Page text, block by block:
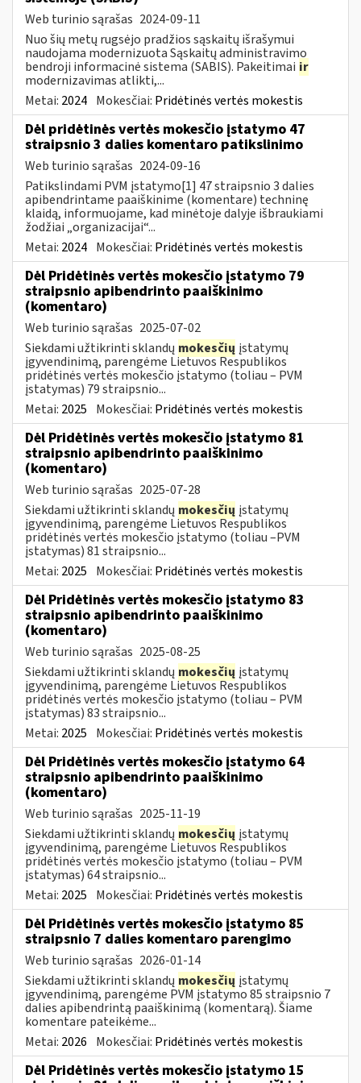
Web turinio sąrašas 2024-09-11
Nuo šių metų rugsėjo pradžios sąskaitų išrašymui
naudojama modernizuota Sąskaitų administravimo
bendroji informacinė sistema (SABIS). Pakeitimai ir
modernizavimas atlikti,...
Metai: 2024 Mokesčiai: Pridėtinės vertės mokestis
Dėl pridėtinės vertės mokesčio įstatymo 47
straipsnio 3 dalies komentaro patikslinimo
Web turinio sąrašas 2024-09-16
Patikslindami PVM įstatymo[1] 47 straipsnio 3 dalies
apibendrintame paaiškinime (komentare) techninę
klaidą, informuojame, kad minėtoje dalyje išbraukiami
žodžiai „organizacijai“...
Metai: 2024 Mokesčiai: Pridėtinės vertės mokestis
Dėl Pridėtinės vertės mokesčio įstatymo 79
straipsnio apibendrinto paaiškinimo
(komentaro)
Web turinio sąrašas 2025-07-02
Siekdami užtikrinti sklandų mokesčių įstatymų
įgyvendinimą, parengėme Lietuvos Respublikos
pridėtinės vertės mokesčio įstatymo (toliau – PVM
įstatymas) 79 straipsnio...
Metai: 2025 Mokesčiai: Pridėtinės vertės mokestis
Dėl Pridėtinės vertės mokesčio įstatymo 81
straipsnio apibendrinto paaiškinimo
(komentaro)
Web turinio sąrašas 2025-07-28
Siekdami užtikrinti sklandų mokesčių įstatymų
įgyvendinimą, parengėme Lietuvos Respublikos
pridėtinės vertės mokesčio įstatymo (toliau –PVM
įstatymas) 81 straipsnio...
Metai: 2025 Mokesčiai: Pridėtinės vertės mokestis
Dėl Pridėtinės vertės mokesčio įstatymo 83
straipsnio apibendrinto paaiškinimo
(komentaro)
Web turinio sąrašas 2025-08-25
Siekdami užtikrinti sklandų mokesčių įstatymų
įgyvendinimą, parengėme Lietuvos Respublikos
pridėtinės vertės mokesčio įstatymo (toliau – PVM
įstatymas) 83 straipsnio...
Metai: 2025 Mokesčiai: Pridėtinės vertės mokestis
Dėl Pridėtinės vertės mokesčio įstatymo 64
straipsnio apibendrinto paaiškinimo
(komentaro)
Web turinio sąrašas 2025-11-19
Siekdami užtikrinti sklandų mokesčių įstatymų
įgyvendinimą, parengėme Lietuvos Respublikos
pridėtinės vertės mokesčio įstatymo (toliau – PVM
įstatymas) 64 straipsnio...
Metai: 2025 Mokesčiai: Pridėtinės vertės mokestis
Dėl Pridėtinės vertės mokesčio įstatymo 85
straipsnio 7 dalies komentaro parengimo
Web turinio sąrašas 2026-01-14
Siekdami užtikrinti sklandų mokesčių įstatymų
įgyvendinimą, parengėme PVM įstatymo 85 straipsnio 7
dalies apibendrintą paaiškinimą (komentarą). Šiame
komentare pateikėme...
Metai: 2026 Mokesčiai: Pridėtinės vertės mokestis
Dėl Pridėtinės vertės mokesčio įstatymo 15